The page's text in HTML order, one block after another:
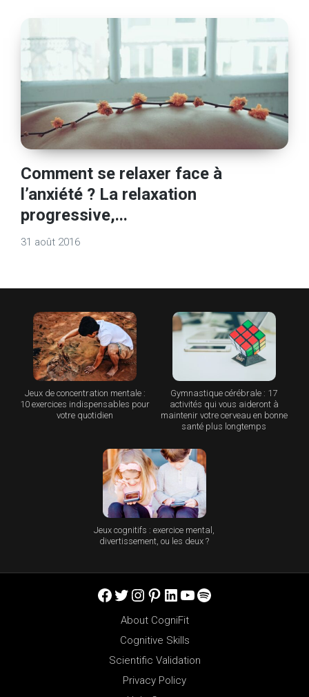
Comment se relaxer face à
l’anxiété ? La relaxation
progressive,...
31 août 2016
Jeux de concentration mentale :
10 exercices indispensables pour
votre quotidien
Gymnastique cérébrale : 17
activités qui vous aideront à
maintenir votre cerveau en bonne
santé plus longtemps
Jeux cognitifs : exercice mental,
divertissement, ou les deux ?
Facebook
Twitter
Instagram
Pinterest
LinkedIn
YouTube
Spotify
About CogniFit
Cognitive Skills
Scientific Validation
Privacy Policy